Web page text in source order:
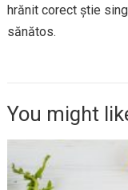
hrănit corect știe
sănătos.
You might